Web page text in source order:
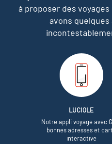
à proposer des
avons
LUCIOLE
Notre appli voyage avec
bonnes adresses et
interactive